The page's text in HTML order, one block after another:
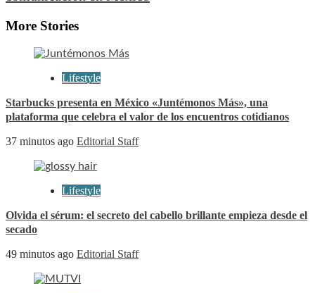
More Stories
Lifestyle
Starbucks presenta en México «Juntémonos Más», una
plataforma que celebra el valor de los encuentros cotidianos
37 minutos ago Editorial Staff
Lifestyle
Olvida el sérum: el secreto del cabello brillante empieza desde el
secado
49 minutos ago Editorial Staff